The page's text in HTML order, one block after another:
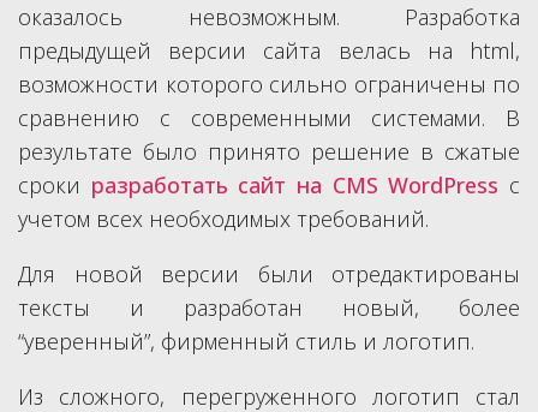
оказалось невозможным. Разработка
предыдущей версии сайта велась на html,
возможности которого сильно ограничены по
сравнению с современными системами. В
результате было принято решение в сжатые
сроки разработать сайт на CMS WordPress с
учетом всех необходимых требований.
Для новой версии были отредактированы
тексты и разработан новый, более
“уверенный”, фирменный стиль и логотип.
Из сложного, перегруженного логотип стал